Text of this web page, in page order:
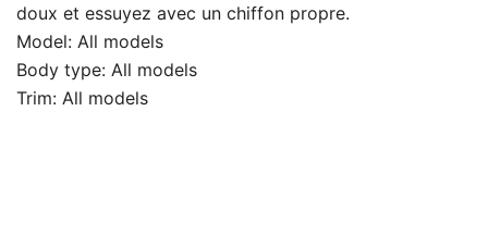
doux et essuyez avec un chiffon propre.
Model: All models
Body type: All models
Trim: All models